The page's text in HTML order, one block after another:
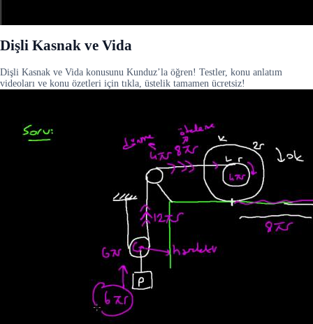
Dişli Kasnak ve Vida
Dişli Kasnak ve Vida konusunu Kunduz’la öğren! Testler, konu anlatım
videoları ve konu özetleri için tıkla, üstelik tamamen ücretsiz!